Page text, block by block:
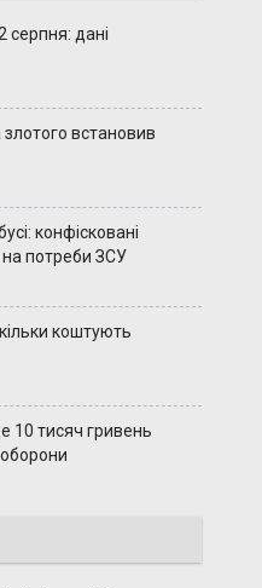
серпня: дані
встановив
конфісковані
потреби ЗСУ
коштують
10 тисяч гривень